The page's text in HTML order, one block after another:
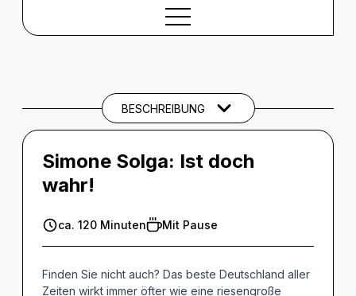
THEMEN UND SCHLAGWÖRTER
BESCHREIBUNG
Simone Solga: Ist doch
wahr!
ca. 120 Minuten Mit Pause
Finden Sie nicht auch? Das beste Deutschland aller
Zeiten wirkt immer öfter wie eine riesengroße